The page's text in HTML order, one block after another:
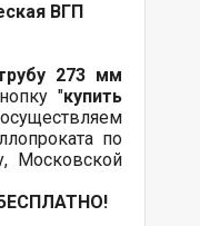
ВГП
273 мм
"купить
по
Московской